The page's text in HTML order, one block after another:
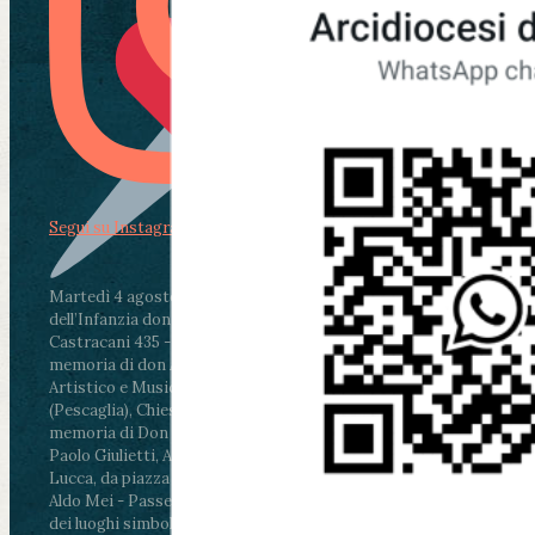
Martedì 4 agosto2026
ore 11:30 - Lucca, Scuola
dell’Infanzia don Aldo Mei - Viale Castruccio
Castracani 435 - Inaugurazione murales in
memoria di don Aldo Mei curato dal Liceo
Artistico e Musicale “Passaglia”
ore 18 - Fiano
(Pescaglia), Chiesa parrocchiale - Messa in
memoria di Don Aldo Mei celebrata da mons.
Paolo Giulietti, Arcivescovo di Lucca
ore 20.30 -
Lucca, da piazza San Michele al Cippo di don
Aldo Mei - Passeggiata della Memoria in alcuni
dei luoghi simbolo della città. Ritrovo alle ore
Segui su Instagram